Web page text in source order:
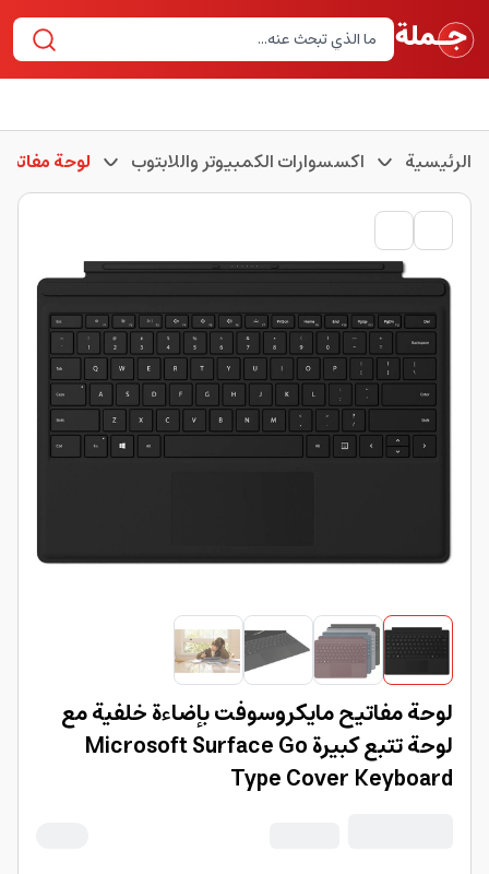
الرئيسية اكسسوارات الكمبيوتر واللابتوب لوحة
لوحة مفاتيح مايكروسوفت بإضاءة خلفية مع
لوحة تتبع كبيرة Microsoft Surface Go
Type Cover Keyboard